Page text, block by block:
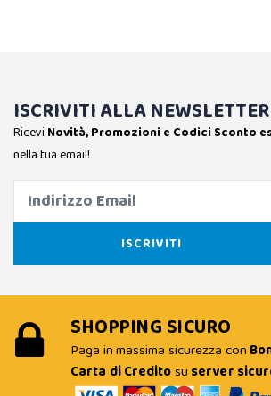
ISCRIVITI ALLA NEWSLETTER
Ricevi Novità, Promozioni e Codici Sconto
nella tua email!
SHOPPING SICURO
Paga in massima sicurezza con
Carta di Creditosu server